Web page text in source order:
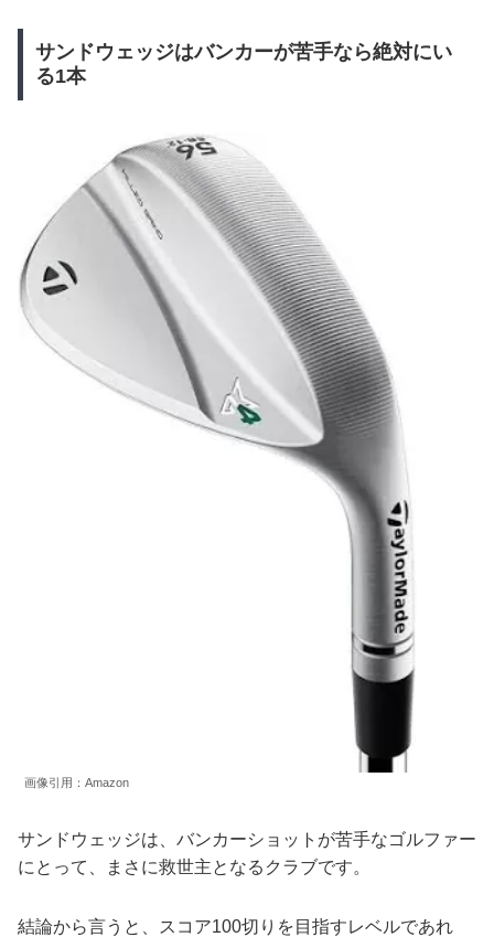
サンドウェッジはバンカーが苦手なら絶対にい
る1本
画像引用：Amazon
サンドウェッジは、バンカーショットが苦手なゴルファー
にとって、まさに救世主となるクラブです。
結論から言うと、スコア100切りを目指すレベルであれ